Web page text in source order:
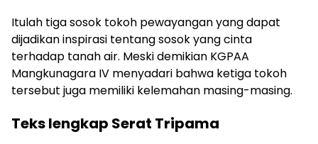
Itulah tiga sosok tokoh pewayangan yang dapat
dijadikan inspirasi tentang sosok yang cinta
terhadap tanah air. Meski demikian KGPAA
Mangkunagara IV menyadari bahwa ketiga tokoh
tersebut juga memiliki kelemahan masing-masing.
Teks lengkap Serat Tripama